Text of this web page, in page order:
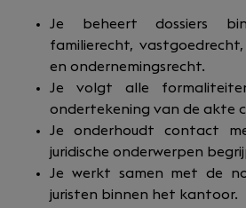
Je beheert dossiers
familierecht,
en ondernemingsrecht.
Je volgt alle
ondertekening van de akte
Je onderhoudt contact
juridische onderwerpen
Je werkt samen met de
juristen binnen het kantoor.